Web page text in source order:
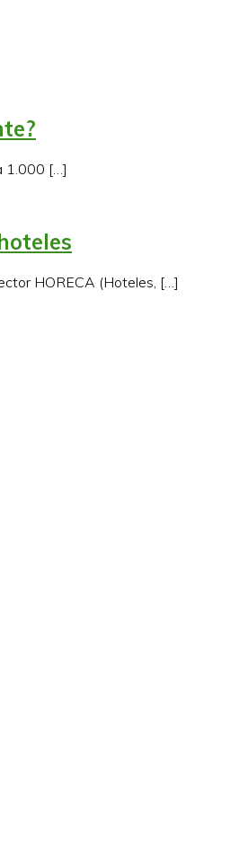
1.000 […]
HORECA (Hoteles, […]